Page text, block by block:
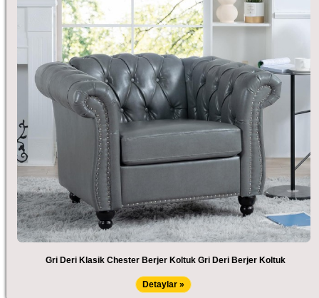
Gri Deri Klasik Chester Berjer Koltuk Gri Deri Berjer Koltuk
Detaylar »